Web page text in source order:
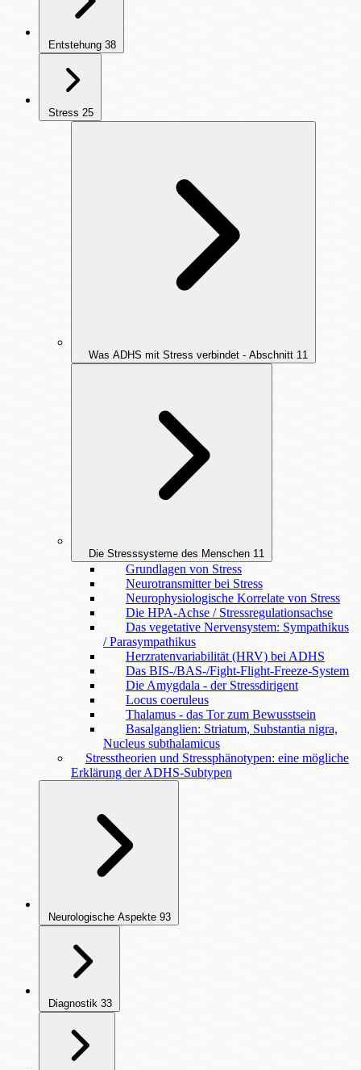
Entstehung 38
Stress 25
Was ADHS mit Stress verbindet - Abschnitt 11
Die Stresssysteme des Menschen 11
Grundlagen von Stress
Neurotransmitter bei Stress
Neurophysiologische Korrelate von Stress
Die HPA-Achse / Stressregulationsachse
Das vegetative Nervensystem: Sympathikus
/ Parasympathikus
Herzratenvariabilität (HRV) bei ADHS
Das BIS-/BAS-/Fight-Flight-Freeze-System
Die Amygdala - der Stressdirigent
Locus coeruleus
Thalamus - das Tor zum Bewusstsein
Basalganglien: Striatum, Substantia nigra,
Nucleus subthalamicus
Stresstheorien und Stressphänotypen: eine mögliche
Erklärung der ADHS-Subtypen
Neurologische Aspekte 93
Diagnostik 33